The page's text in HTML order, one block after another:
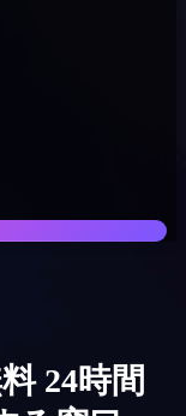
24時間